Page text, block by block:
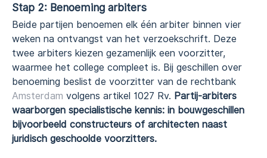
Stap 2: Benoeming arbiters
Beide partijen benoemen elk één arbiter binnen vier
weken na ontvangst van het verzoekschrift. Deze
twee arbiters kiezen gezamenlijk een voorzitter,
waarmee het college compleet is. Bij geschillen over
benoeming beslist de voorzitter van de rechtbank
Amsterdam volgens artikel 1027 Rv. Partij-arbiters
waarborgen specialistische kennis: in bouwgeschillen
bijvoorbeeld constructeurs of architecten naast
juridisch geschoolde voorzitters.